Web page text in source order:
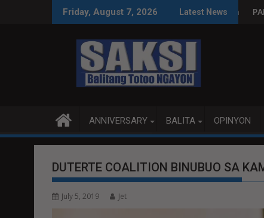
Friday, August 7, 2026 Latest News
tamang paggastos susi sa pag-unladPANANAMPALATAYA
ANNIVERSARY BALITA OPINYON
DUTERTE COALITION BINUBUO SA
July 5, 2019 Jet